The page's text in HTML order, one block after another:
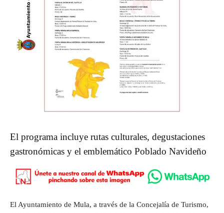
El programa incluye rutas culturales, degustaciones
gastronómicas y el emblemático Poblado Navideño
El Ayuntamiento de Mula, a través de la Concejalía de Turismo,